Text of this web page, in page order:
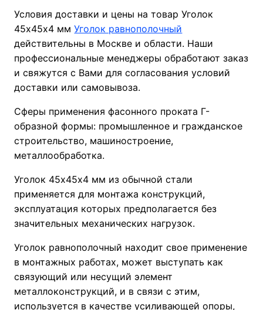
Условия доставки и цены на товар Уголок
45х45х4 ммУголок равнополочный
действительны в Москве и области. Наши
профессиональные менеджеры обработают заказ
и свяжутся с Вами для согласования условий
доставки или самовывоза.
Сферы применения фасонного проката Г-
образной формы: промышленное и гражданское
строительство, машиностроение,
металлообработка.
Уголок 45х45х4 мм из обычной стали
применяется для монтажа конструкций,
эксплуатация которых предполагается без
значительных механических нагрузок.
Уголок равнополочный находит свое применение
в монтажных работах, может выступать как
связующий или несущий элемент
металлоконструкций, и в связи с этим,
используется в качестве усиливающей опоры,